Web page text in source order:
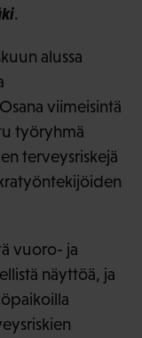
.
alussa
viimeisintä
työryhmä
terveysriskejä
vuoro- ja
näyttöä, ja